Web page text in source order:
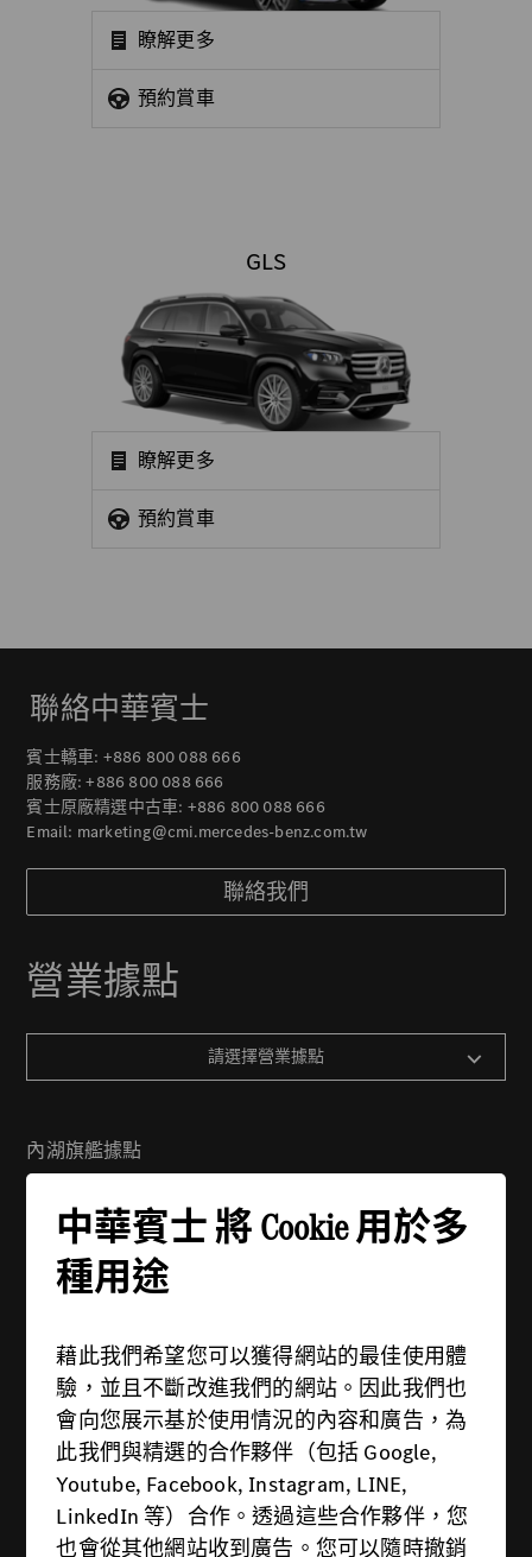
瞭解更多
預約賞車
GLS
瞭解更多
預約賞車
中華賓士 將 Cookie 用於多
種用途
藉此我們希望您可以獲得網站的最佳使用體
驗，並且不斷改進我們的網站。因此我們也
會向您展示基於使用情況的內容和廣告，為
此我們與精選的合作夥伴（包括 Google,
Youtube, Facebook, Instagram, LINE,
LinkedIn 等）合作。透過這些合作夥伴，您
也會從其他網站收到廣告。您可以隨時撤銷
聯絡中華賓士
賓士轎車: +886 800 088 666
服務廠:+886 800 088 666
賓士原廠精選中古車: +886 800 088 666
Email: marketing@cmi.mercedes-benz.com.tw
聯絡我們
營業據點
請選擇營業據點
內湖旗艦據點
電話：(02) 2799-6988
週一 - 週五：08:30 - 21:00
週六 - 週日：09:00 - 21:00
供應商
法律條款